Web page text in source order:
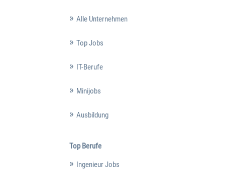
Alle Unternehmen
Top Jobs
IT-Berufe
Minijobs
Ausbildung
Top Berufe
Ingenieur Jobs